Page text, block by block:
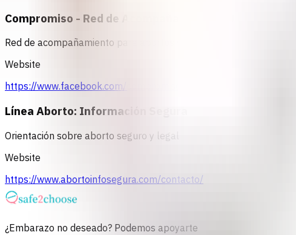
Compromiso - Red de Acompañantes PERU
Red de acompañamiento para abortos seguros
Website
https://www.facebook.com/compromisored
Línea Aborto: Información Segura
Orientación sobre aborto seguro y legal
Website
https://www.abortoinfosegura.com/contacto/
¿Embarazo no deseado? Podemos apoyarte